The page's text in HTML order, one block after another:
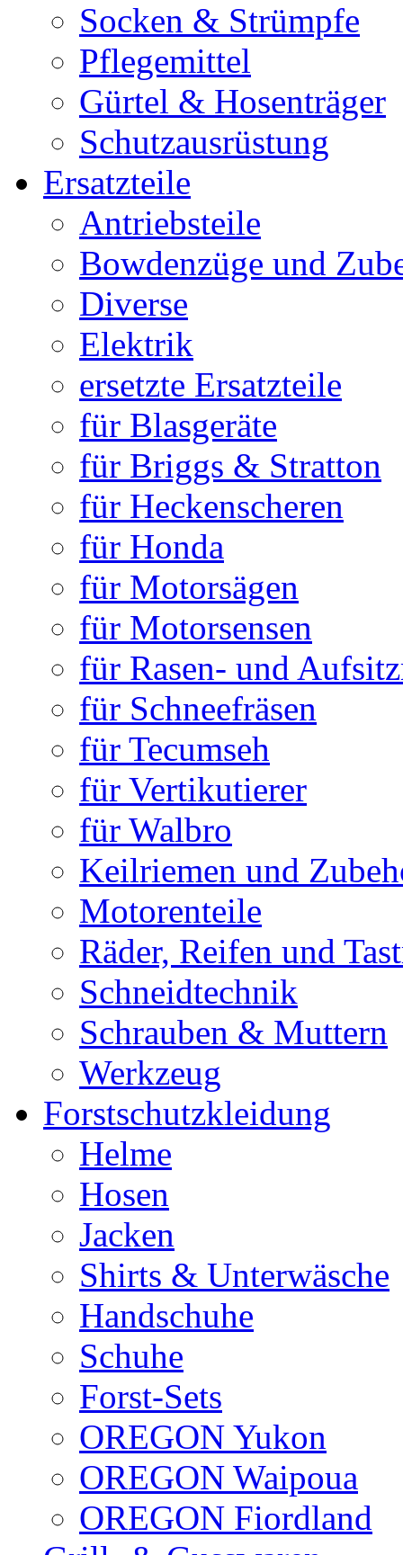
Socken & Strümpfe
Pflegemittel
Gürtel & Hosenträger
Schutzausrüstung
Ersatzteile
Antriebsteile
Bowdenzüge und
Diverse
Elektrik
ersetzte Ersatzteile
für Blasgeräte
für Briggs & Stratton
für Heckenscheren
für Honda
für Motorsägen
für Motorsensen
für Rasen- und
für Schneefräsen
für Tecumseh
für Vertikutierer
für Walbro
Keilriemen und
Motorenteile
Räder, Reifen und
Schneidtechnik
Schrauben & Muttern
Werkzeug
Forstschutzkleidung
Helme
Hosen
Jacken
Shirts & Unterwäsche
Handschuhe
Schuhe
Forst-Sets
OREGON Yukon
OREGON Waipoua
OREGON Fiordland